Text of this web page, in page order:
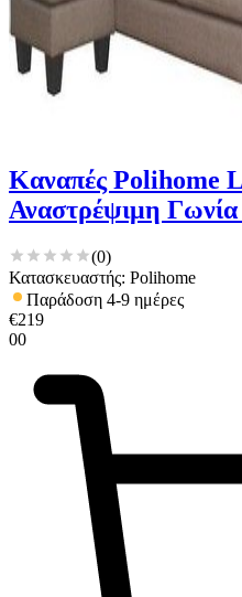
Καναπές Polihome
Αναστρέψιμη
(0)
Κατασκευαστής: Polihome
Παράδοση 4-9 ημέρες
€219
00